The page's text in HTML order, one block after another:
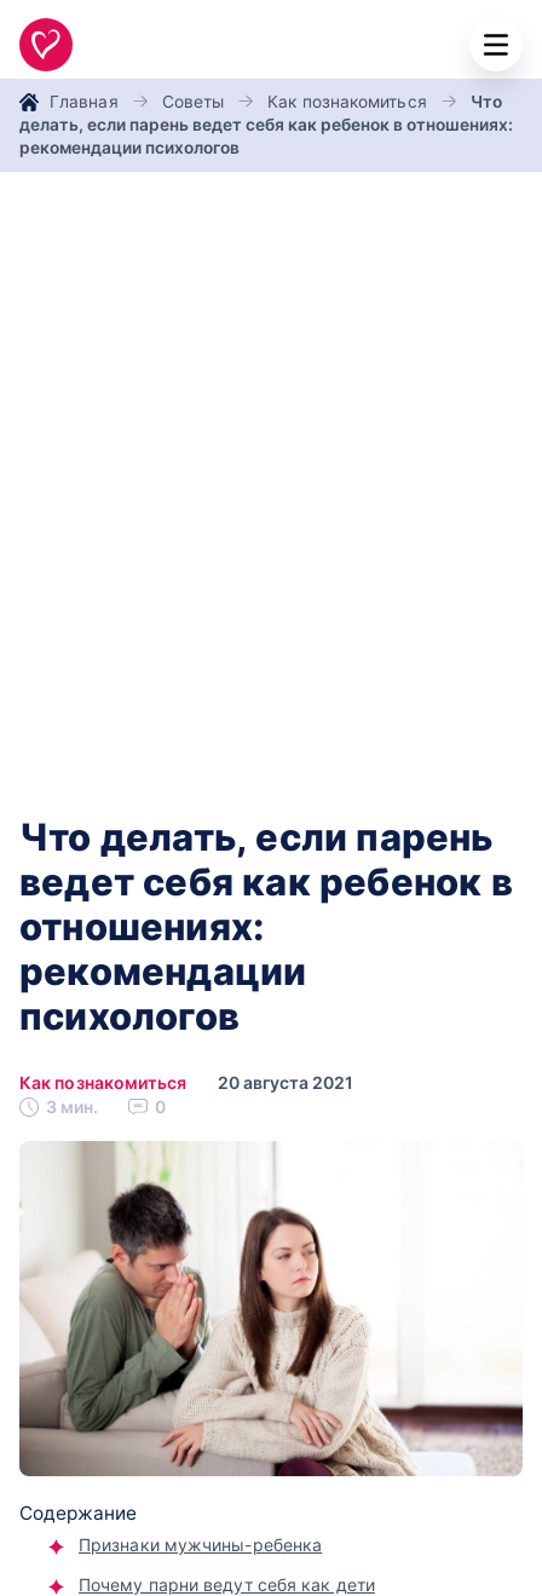
Главная Советы Как познакомиться
Что‌
‌делать,‌ ‌если‌ ‌парень‌ ‌ведет‌ ‌себя‌ ‌как‌ ‌ребенок‌ ‌в‌ ‌отношениях‌:
‌рекомендации‌ ‌психологов‌
Что‌ ‌делать,‌ ‌если‌ ‌парень‌
‌ведет‌ ‌себя‌ ‌как‌ ‌ребенок‌ ‌в‌
‌отношениях‌:
‌рекомендации‌
‌психологов‌
Как познакомиться
20 августа 2021
3 мин.
0
Содержание
Признаки мужчины-ребенка
Почему парни ведут себя как дети